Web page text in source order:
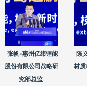
张帆-惠州亿纬锂能
股份有限公司战略研
究部总监
陈
材质